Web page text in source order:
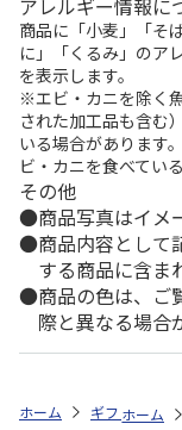
アレルギー情報に
商品に「小麦」「そ
に」「くるみ」のア
を表示します。
※エビ・カニを除く
された加工品も含む
いる場合があります
ビ・カニを食べてい
その他
商品写真はイメ
商品内容として
する商品に含ま
商品の色は、ご
際と異なる場合
ホーム ギフトストア
ホーム